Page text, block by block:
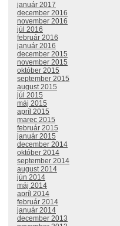
január 2017
december 2016
november 2016
júl 2016
február 2016
január 2016
december 2015
november 2015
október 2015
september 2015
august 2015
júl 2015
máj 2015
apríl 2015
marec 2015
február 2015
január 2015
december 2014
október 2014
september 2014
august 2014
jún 2014
máj 2014
apríl 2014
február 2014
január 2014
december 2013